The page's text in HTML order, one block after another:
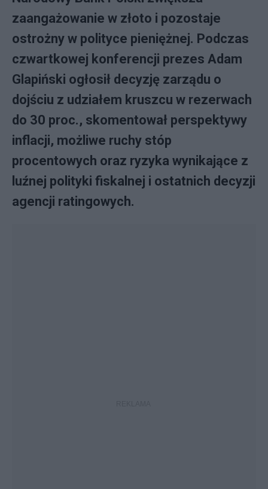
zaangażowanie w złoto i pozostaje
ostrożny w polityce pieniężnej. Podczas
czwartkowej konferencji prezes Adam
Glapiński ogłosił decyzję zarządu o
dojściu z udziałem kruszcu w rezerwach
do 30 proc., skomentował perspektywy
inflacji, możliwe ruchy stóp
procentowych oraz ryzyka wynikające z
luźnej polityki fiskalnej i ostatnich decyzji
agencji ratingowych.